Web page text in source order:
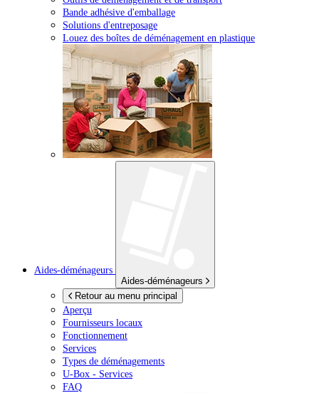
Bande adhésive d'emballage
Solutions d'entreposage
Louez des boîtes de déménagement en plastique
Aides-déménageurs
Aides-déménageurs
Retour au menu principal
Aperçu
Fournisseurs locaux
Fonctionnement
Services
Types de déménagements
U-Box - Services
FAQ